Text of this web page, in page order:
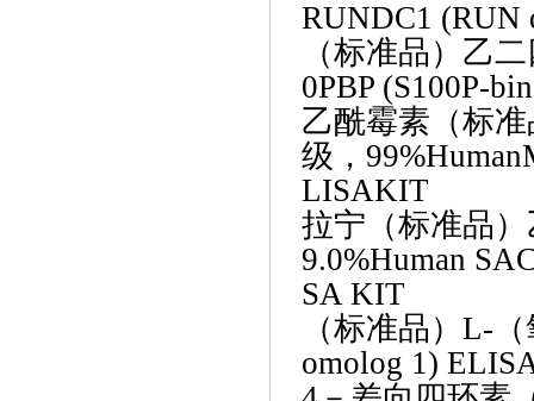
RUNDC1 (RUN
（标准品）乙
0PBP (S100P-
乙酰霉素（标
级，
LISAKIT
拉宁（标准品
9.0%Human
SA KIT
（标准品） L-（
omolog 1)